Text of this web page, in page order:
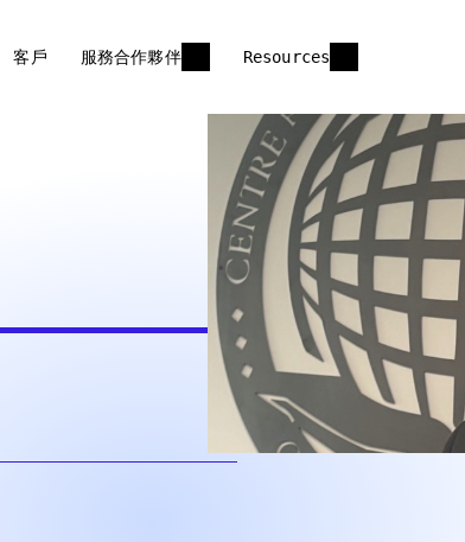
客戶 服務合作夥伴 Resources